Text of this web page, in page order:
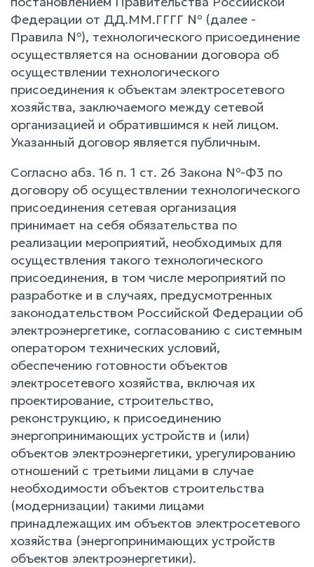
Федерации от ДД.ММ.ГГГГ № (далее -
Правила №), технологического присоединение
осуществляется на основании договора об
осуществлении технологического
присоединения к объектам электросетевого
хозяйства, заключаемого между сетевой
организацией и обратившимся к ней лицом.
Указанный договор является публичным.
Согласно абз. 16 п. 1 ст. 26 Закона №-Ф3 по
договору об осуществлении технологического
присоединения сетевая организация
принимает на себя обязательства по
реализации мероприятий, необходимых для
осуществления такого технологического
присоединения, в том числе мероприятий по
разработке и в случаях, предусмотренных
законодательством Российской Федерации об
электроэнергетике, согласованию с системным
оператором технических условий,
обеспечению готовности объектов
электросетевого хозяйства, включая их
проектирование, строительство,
реконструкцию, к присоединению
энергопринимающих устройств и (или)
объектов электроэнергетики, урегулированию
отношений с третьими лицами в случае
необходимости объектов строительства
(модернизации) такими лицами
принадлежащих им объектов электросетевого
хозяйства (энергопринимающих устройств
объектов электроэнергетики).